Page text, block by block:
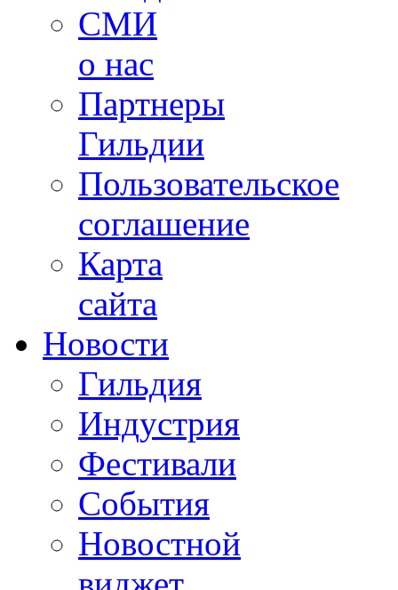
СМИ
о нас
Партнеры
Гильдии
Пользовательское
соглашение
Карта
сайта
Новости
Гильдия
Индустрия
Фестивали
События
Новостной